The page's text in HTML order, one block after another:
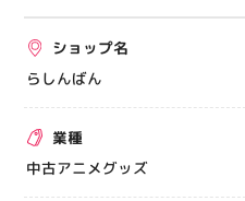
出店をご検討の方へ
催事出店募集
アティビジョンについて
ショップ名
らしんばん
業種
中古アニメグッズ